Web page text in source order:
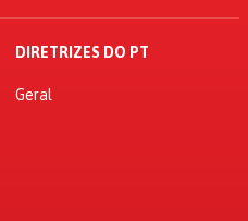
DIRETRIZES DO PT
Geral